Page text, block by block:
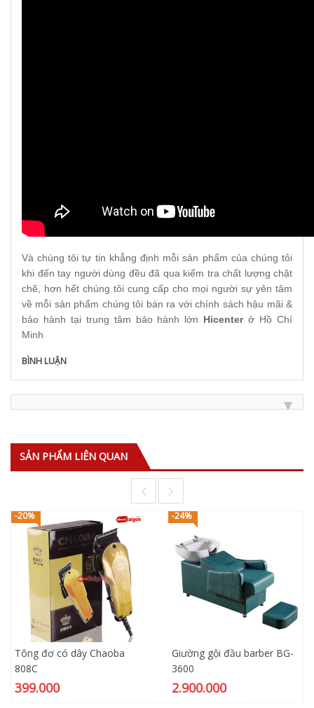
Và chúng tôi tự tin khẳng định mỗi sản phẩm của chúng tôi
khi đến tay người dùng đều đã qua kiểm tra chất lượng chặt
chẽ, hơn hết chúng tôi cung cấp cho mọi người sự yên tâm
về mỗi sản phẩm chúng tôi bán ra với chính sách hậu mãi &
bảo hành tại trung tâm bảo hành lớn Hicenterở Hồ Chí
Minh
BÌNH LUẬN
SẢN PHẨM LIÊN QUAN
-20%
Tông đơ có dây Chaoba
808C
399.000
-24%
Giường gội đầu barber BG-
3600
2.900.000